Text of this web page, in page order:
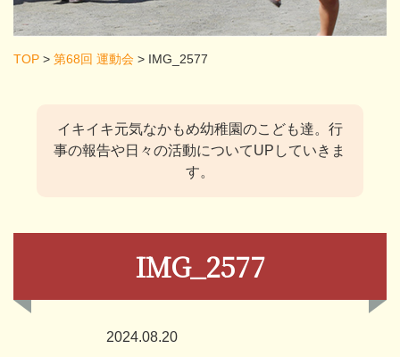
TOP > 第68回 運動会 > IMG_2577
イキイキ元気なかもめ幼稚園のこども達。 行
事の報告や日々の活動についてUPしていきま
す。
IMG_2577
2024.08.20